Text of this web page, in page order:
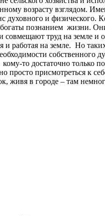
возрасту взглядом.
и физического.
познанием жизни.
совмещают труд на
и работая на земле. Но
собственного
то достаточно только
присмотреться к
живя в городе – там